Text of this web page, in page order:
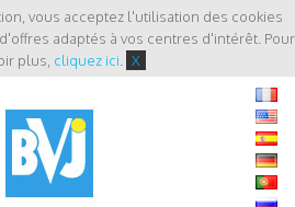
vous acceptez l'utilisation des cookies
adaptés à vos centres d'intérêt. Pour
plus, cliquez ici X